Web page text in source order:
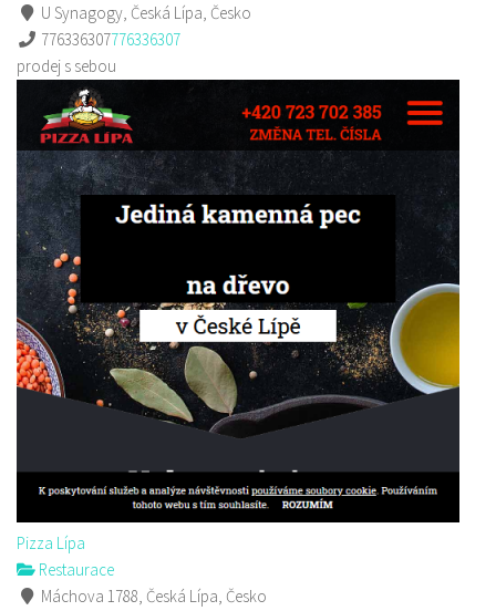
U Synagogy, Česká Lípa, Česko
776336307776336307
prodej s sebou
Pizza Lípa
Restaurace
Máchova 1788, Česká Lípa, Česko